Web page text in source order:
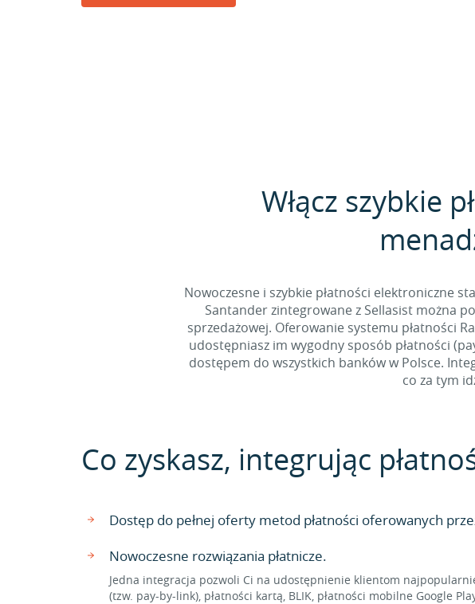
Włącz szybkie
Nowoczesne i szybkie płatności elektroniczne
Santander zintegrowane z Sellasist można
sprzedażowej. Oferowanie systemu płatności
udostępniasz im wygodny sposób płatności
dostępem do wszystkich banków w Polsce.
co za tym
Co zyskasz, integrując
Dostęp do pełnej oferty metod płatności oferowanych
Nowoczesne rozwiązania płatnicze.
Jedna integracja pozwoli Ci na udostępnienie klientom
(tzw. pay-by-link), płatności kartą, BLIK, płatności mobilne Google